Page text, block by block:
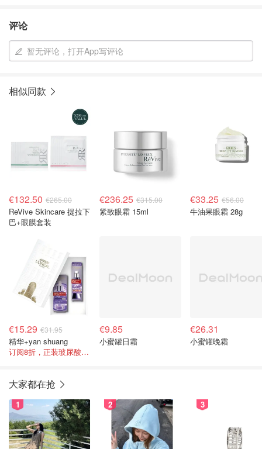
评论
暂无评论，打开App写评论
相似同款
€132.50 €265.00
ReVive Skincare 提拉下
巴+眼膜套装
€236.25 €315.00
紧致眼霜 15ml
€33.25 €56.00
牛油果眼霜 28g
€15.29 €31.95
精华+yan shuang
订阅8折，正装玻尿酸+正装眼霜
€9.85
小蜜罐日霜
€26.31
小蜜罐晚霜
大家都在抢
1 2 3